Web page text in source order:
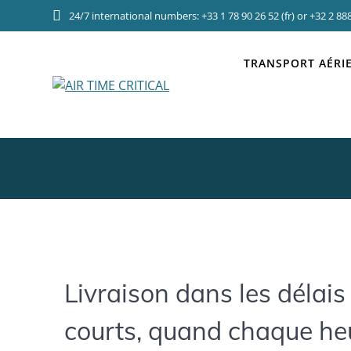
to
24/7 international numbers: +33 1 78 90 26 52 (fr) or +32 2
TRANSPORT
Livraison dans les
courts, quand chaque